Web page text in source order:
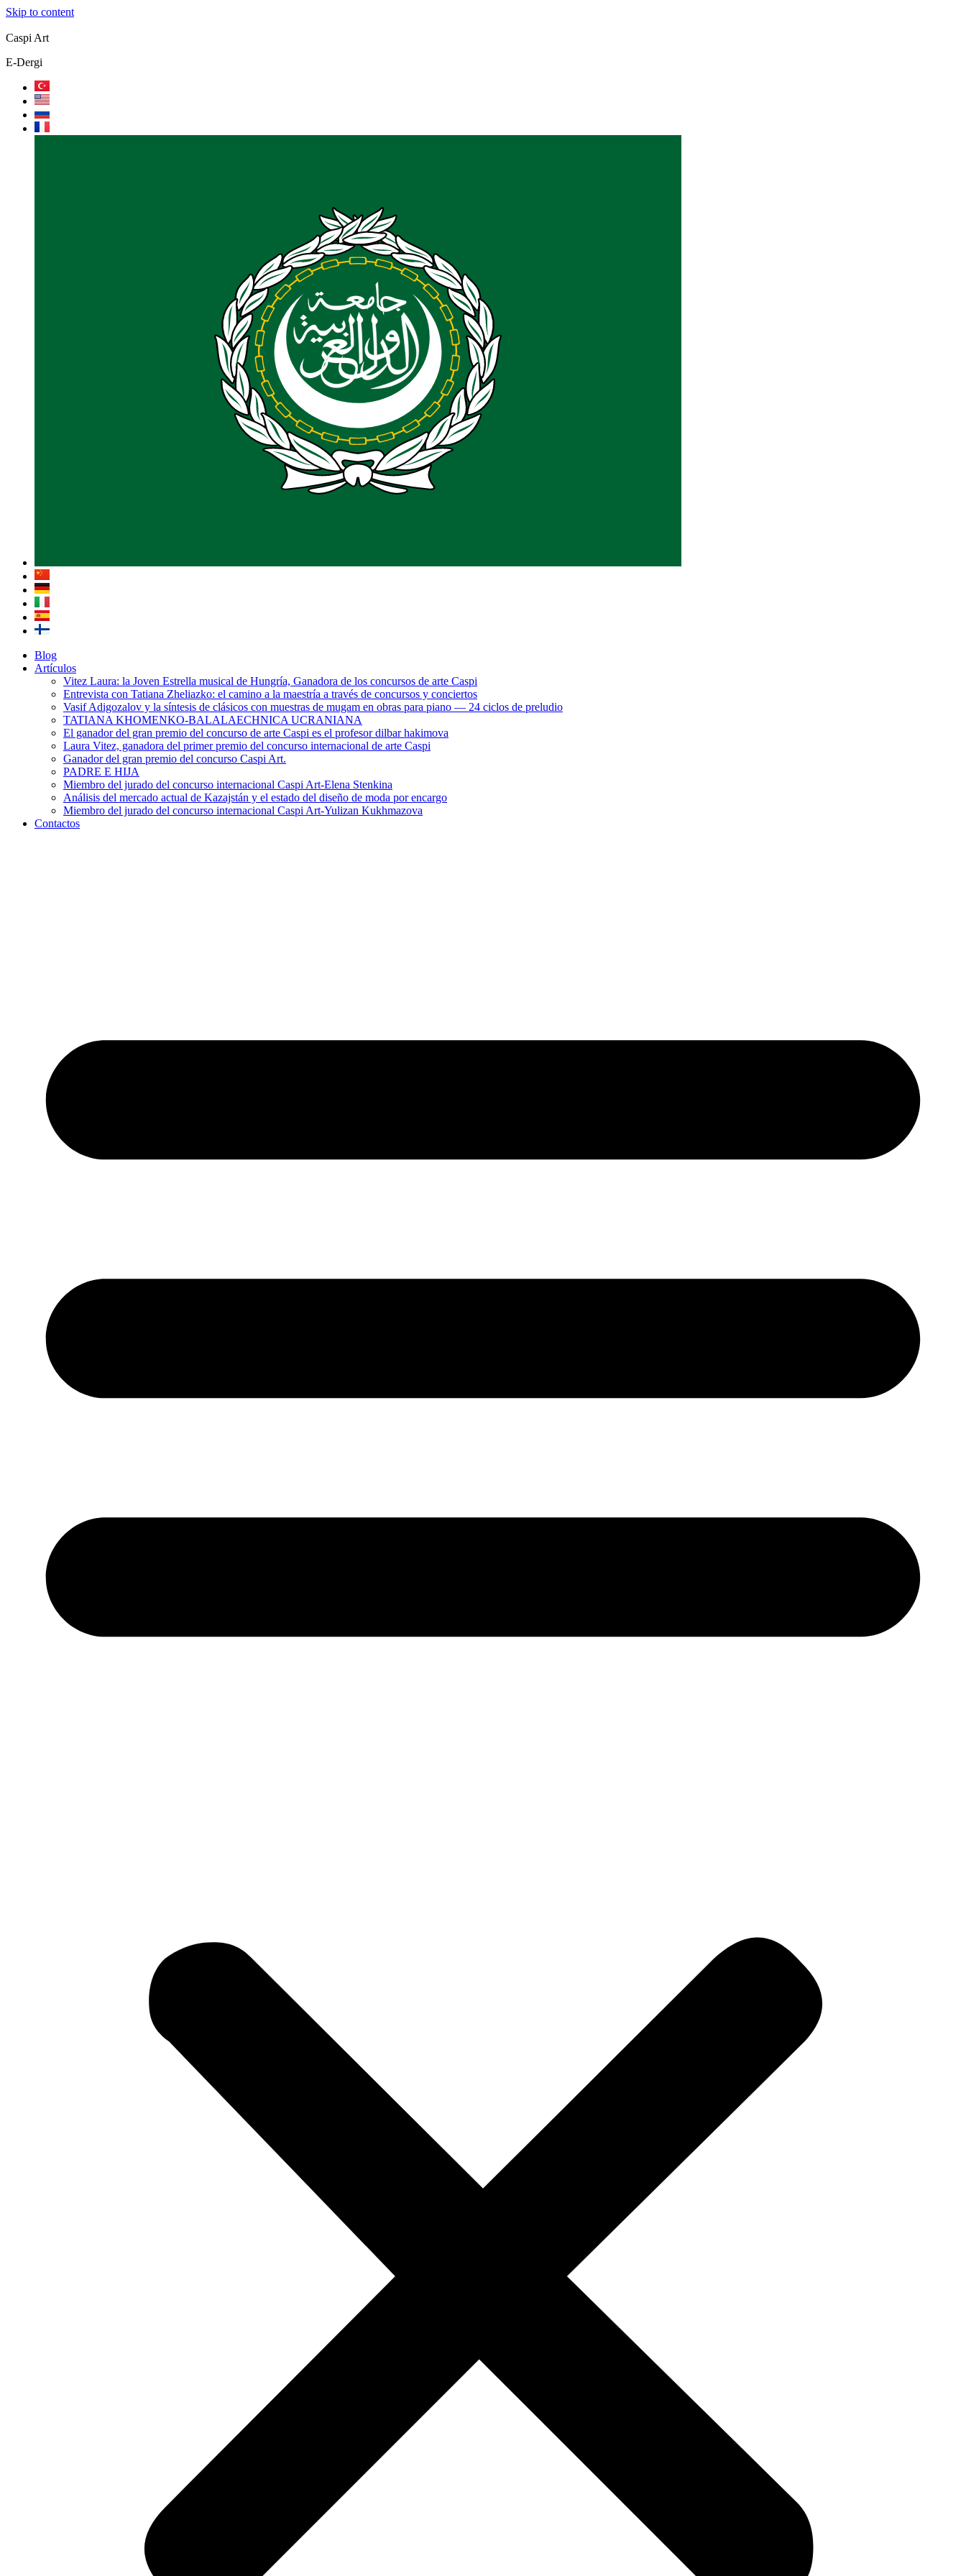
Skip to content
Caspi Art
E-Dergi
Blog
Artículos
Vitez Laura: la Joven Estrella musical de Hungría, Ganadora de los concursos de arte Caspi
Entrevista con Tatiana Zheliazko: el camino a la maestría a través de concursos y conciertos
Vasif Adigozalov y la síntesis de clásicos con muestras de mugam en obras para piano — 24 ciclos de preludio
TATIANA KHOMENKO-BALALAECHNICA UCRANIANA
El ganador del gran premio del concurso de arte Caspi es el profesor dilbar hakimova
Laura Vitez, ganadora del primer premio del concurso internacional de arte Caspi
Ganador del gran premio del concurso Caspi Art.
PADRE E HIJA
Miembro del jurado del concurso internacional Caspi Art-Elena Stenkina
Análisis del mercado actual de Kazajstán y el estado del diseño de moda por encargo
Miembro del jurado del concurso internacional Caspi Art-Yulizan Kukhmazova
Contactos